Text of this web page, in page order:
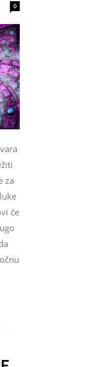
0
za
će